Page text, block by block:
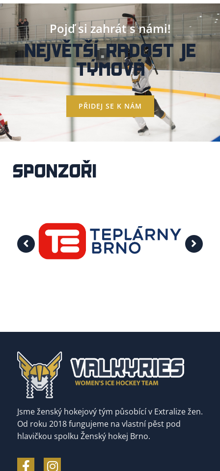
Pojď si zahrát s námi!
NEJVĚTŠÍ RADOST JE
TÝMOVÁ
PŘIDEJ SE K NÁM
SPONZOŘI
Jsme ženský hokejový tým působící v Extralize žen.
Od roku 2018 fungujeme na vlastní pěst pod
hlavičkou spolku Ženský hokej Brno.